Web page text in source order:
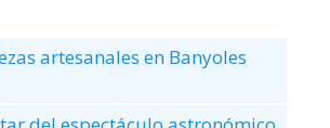
artesanales en Banyoles